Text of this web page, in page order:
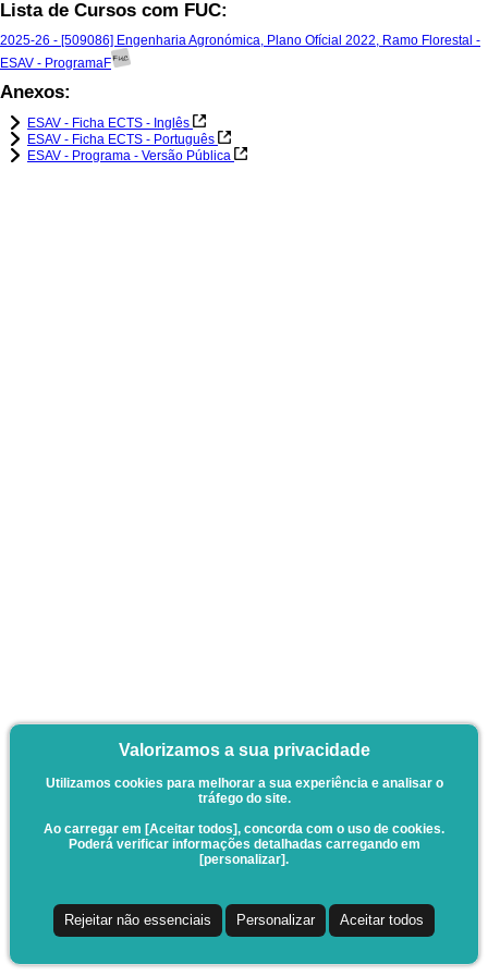
Lista de Cursos com FUC:
2025-26 - [509086] Engenharia Agronómica, Plano Ofícial 2022, Ramo Florestal -
ESAV - ProgramaF
Anexos:
ESAV - Ficha ECTS - Inglês
ESAV - Ficha ECTS - Português
ESAV - Programa - Versão Pública
Valorizamos a sua privacidade
Utilizamos cookies para melhorar a sua experiência e analisar o
tráfego do site.
Ao carregar em [Aceitar todos], concorda com o uso de cookies.
Poderá verificar informações detalhadas carregando em
[personalizar].
Rejeitar não essenciais Personalizar Aceitar todos